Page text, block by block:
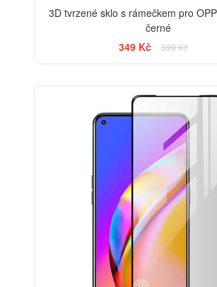
3D tvrzené sklo s rámečkem pro
černé
349 Kč
399 Kč